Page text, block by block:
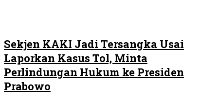
Sekjen KAKI Jadi Tersangka Usai
Laporkan Kasus Tol, Minta
Perlindungan Hukum ke Presiden
Prabowo